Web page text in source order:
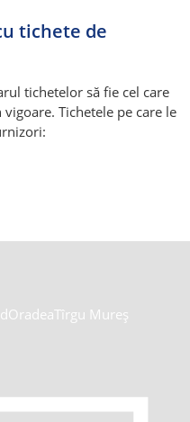
tichete de
tichetelor să fie cel care
Tichetele pe care le
OradeaTîrgu Mureș